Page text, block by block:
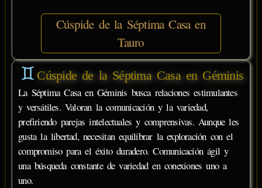
Cúspide de la Séptima Casa en
Tauro
Cúspide de la Séptima Casa en Géminis
La Séptima Casa en Géminis busca relaciones estimulantes
y versátiles. Valoran la comunicación y la variedad,
prefiriendo parejas intelectuales y comprensivas. Aunque les
gusta la libertad, necesitan equilibrar la exploración con el
compromiso para el éxito duradero. Comunicación ágil y
una búsqueda constante de variedad en conexiones uno a
uno.